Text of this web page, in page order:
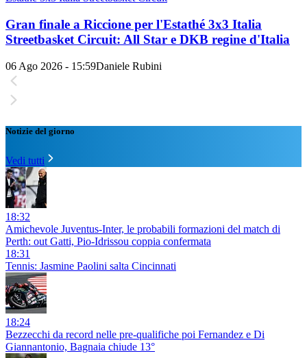
Gran finale a Riccione per l'Estathé 3x3 Italia
Streetbasket Circuit: All Star e DKB regine d'Italia
06 Ago 2026 - 15:59Daniele Rubini
Notizie del giorno
Vedi tutti
18:32
Amichevole Juventus-Inter, le probabili formazioni del match di
Perth: out Gatti, Pio-Idrissou coppia confermata
18:31
Tennis: Jasmine Paolini salta Cincinnati
18:24
Bezzecchi da record nelle pre-qualifiche poi Fernandez e Di
Giannantonio, Bagnaia chiude 13°